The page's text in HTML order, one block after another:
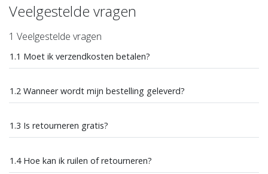
Veelgestelde vragen
1 Veelgestelde vragen
1.1 Moet ik verzendkosten betalen?
1.2 Wanneer wordt mijn bestelling geleverd?
1.3 Is retourneren gratis?
1.4 Hoe kan ik ruilen of retourneren?